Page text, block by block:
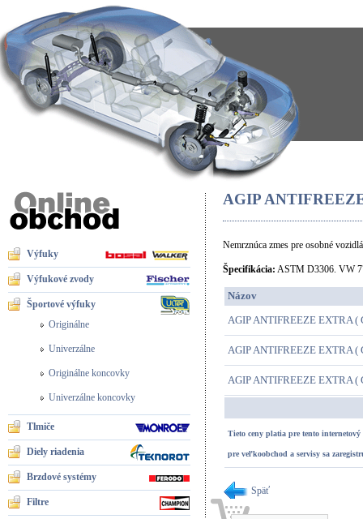
Výfuky
Výfukové zvody
Športové výfuky
Originálne
Univerzálne
Originálne koncovky
Univerzálne koncovky
Tlmiče
Diely riadenia
Brzdové systémy
Filtre
AGIP
Nemrznúca zmes pre osobné
Špecifikácia: ASTM D3306. VW
Názov
AGIP ANTIFREEZE EXTRA (
AGIP ANTIFREEZE EXTRA (
AGIP ANTIFREEZE EXTRA (
Tieto ceny platia pre tento internetový
pre veľkoobchod a servisy sa
Späť